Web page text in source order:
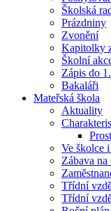
Školská
Prázdniny
Zvonění
Kapitolky
Školní
Zápis do
Bakaláři
Mateřská škola
Aktuality
Ve školce
Zábava na
Třídní
Třídní